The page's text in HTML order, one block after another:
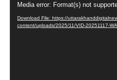
Media error: Format(s) not
Download File: https://
content/uploads/2025/11/VID-20251117-